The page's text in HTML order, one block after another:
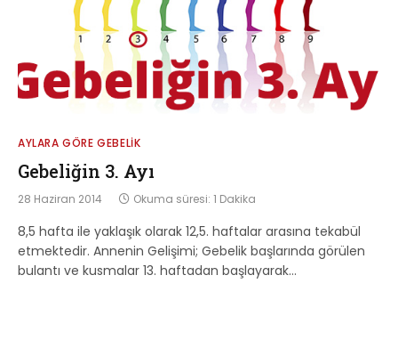
AYLARA GÖRE GEBELIK
Gebeliğin 3. Ayı
28 Haziran 2014 Okuma süresi: 1 Dakika
8,5 hafta ile yaklaşık olarak 12,5. haftalar arasına tekabül
etmektedir. Annenin Gelişimi; Gebelik başlarında görülen
bulantı ve kusmalar 13. haftadan başlayarak…